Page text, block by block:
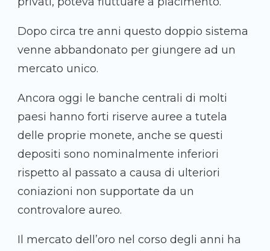
Dopo circa tre anni questo doppio sistema
venne abbandonato per giungere ad un
mercato unico.
Ancora oggi le banche centrali di molti
paesi hanno forti riserve auree a tutela
delle proprie monete, anche se questi
depositi sono nominalmente inferiori
rispetto al passato a causa di ulteriori
coniazioni non supportate da un
controvalore aureo.
Il mercato dell’oro nel corso degli anni ha